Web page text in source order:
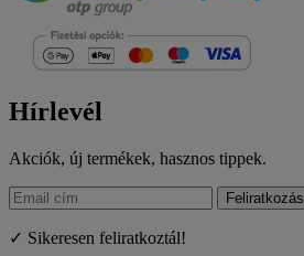
Hírlevél
Akciók, új termékek, hasznos tippek.
Feliratkozás
✓ Sikeresen feliratkoztál!